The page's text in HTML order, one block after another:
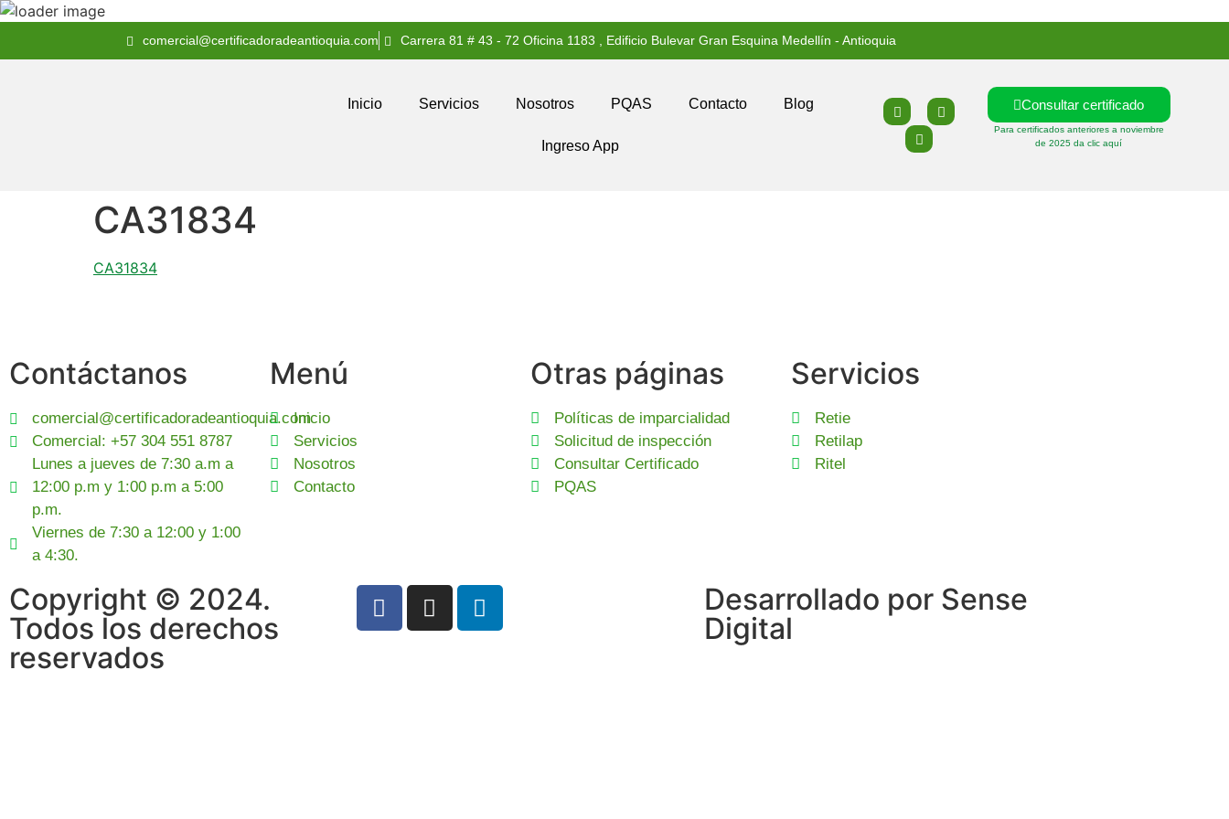
comercial@certificadoradeantioquia.com Carrera 81 # 43 - 72 Oficina 1183 , Edificio Bulevar Gran Esquina Medellín - Antioquia
Inicio Servicios Nosotros PQAS Contacto Blog
Ingreso App
Consultar certificado
Para certificados anteriores a noviembre
de 2025 da clic aquí
CA31834
CA31834
Contáctanos
comercial@certificadoradeantioquia.com
Comercial: +57 304 551 8787
Lunes a jueves de 7:30 a.m a
12:00 p.m y 1:00 p.m a 5:00
p.m.
Viernes de 7:30 a 12:00 y 1:00
a 4:30.
Menú
Inicio
Servicios
Nosotros
Contacto
Otras páginas
Políticas de imparcialidad
Solicitud de inspección
Consultar Certificado
PQAS
Servicios
Retie
Retilap
Ritel
Copyright © 2024.
Todos los derechos
reservados
Desarrollado por Sense
Digital